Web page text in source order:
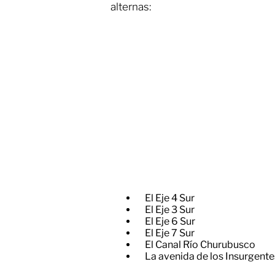
alternas:
El Eje 4 Sur
El Eje 3 Sur
El Eje 6 Sur
El Eje 7 Sur
El Canal Río Churubusco
La avenida de los